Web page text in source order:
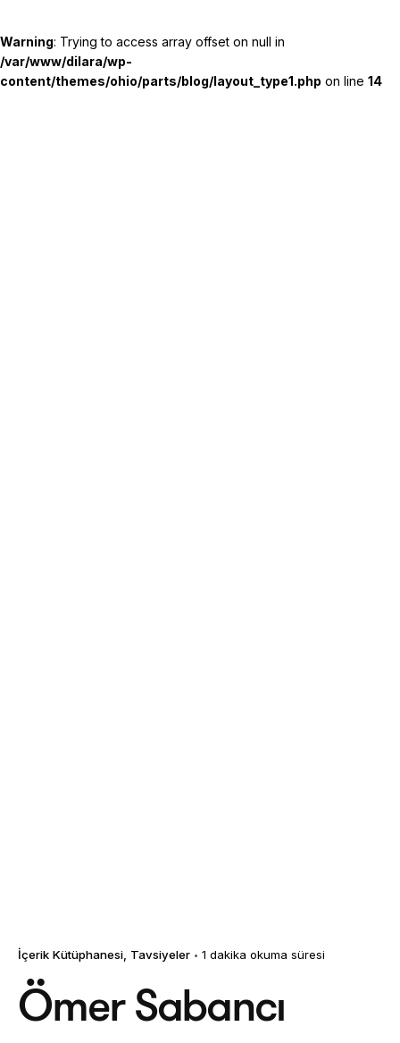
Warning: Trying to access array offset on null in
/var/www/dilara/wp-
content/themes/ohio/parts/blog/layout_type1.php on line 14
İçerik Kütüphanesi Tavsiyeler 1 dakika okuma süresi
Ömer Sabancı